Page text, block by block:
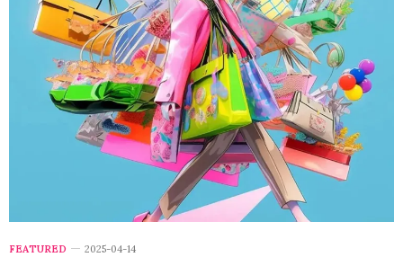
FEATURED 2025-04-14